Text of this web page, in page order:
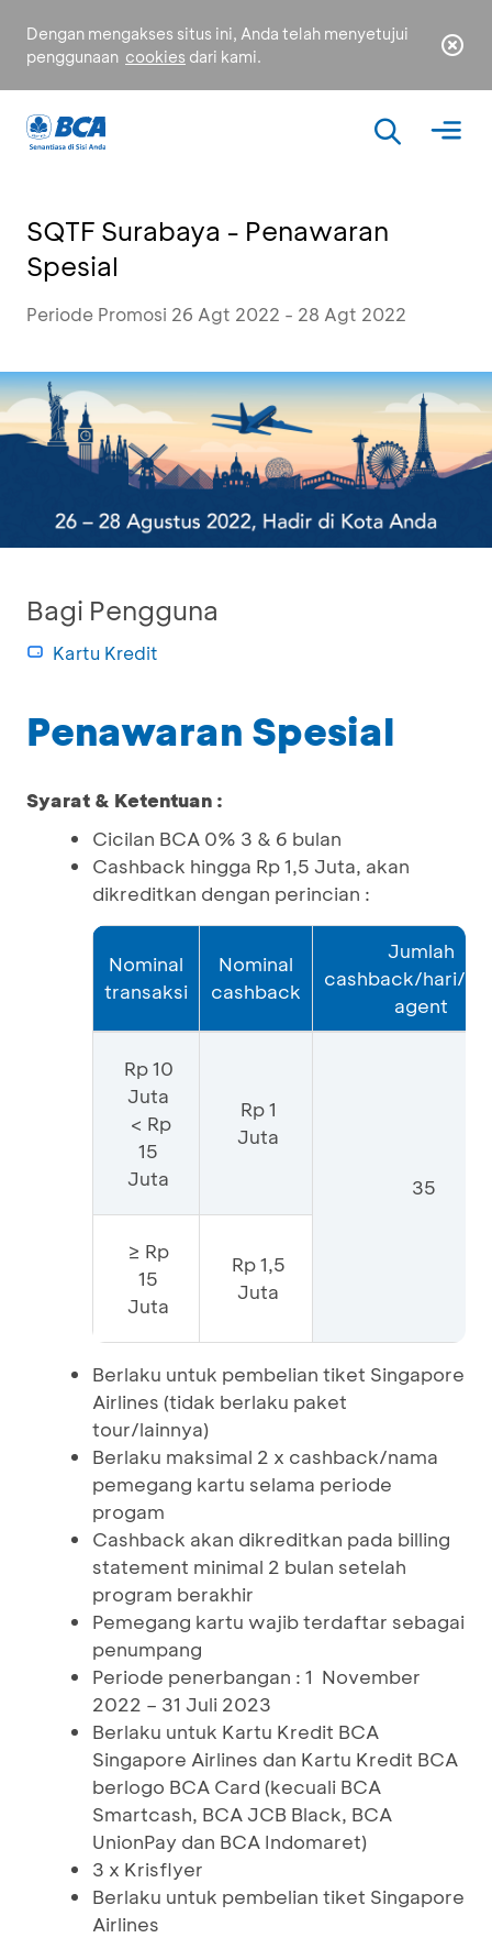
Dengan mengakses situs ini, Anda telah menyetujui
penggunaan cookies dari kami.
SQTF Surabaya - Penawaran
Spesial
Periode Promosi 26 Agt 2022 - 28 Agt 2022
Bagi Pengguna
Kartu Kredit
Penawaran Spesial
Syarat & Ketentuan :
Cicilan BCA 0% 3 & 6 bulan
Cashback hingga Rp 1,5 Juta, akan
dikreditkan dengan perincian :
Nominal
transaksi
Nominal
cashback
Jumlah
cashback/hari/
agent
Rp 10
Juta
< Rp
15
Juta
Rp 1
Juta
35
≥ Rp
15
Juta
Rp 1,5
Juta
Berlaku untuk pembelian tiket Singapore
Airlines (tidak berlaku paket
tour/lainnya)
Berlaku maksimal 2 x cashback/nama
pemegang kartu selama periode
progam
Cashback akan dikreditkan pada billing
statement minimal 2 bulan setelah
program berakhir
Pemegang kartu wajib terdaftar sebagai
penumpang
Periode penerbangan : 1 November
2022 – 31 Juli 2023
Berlaku untuk Kartu Kredit BCA
Singapore Airlines dan Kartu Kredit BCA
berlogo BCA Card (kecuali BCA
Smartcash, BCA JCB Black, BCA
UnionPay dan BCA Indomaret)
3 x Krisflyer
Berlaku untuk pembelian tiket Singapore
Airlines